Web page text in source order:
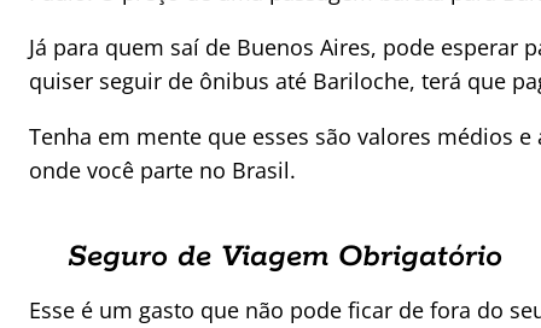
Já para quem saí de Buenos Aires, pode esperar
quiser seguir de ônibus até Bariloche, terá que
Tenha em mente que esses são valores médios
onde você parte no Brasil.
Seguro de Viagem Obrigatório
Esse é um gasto que não pode ficar de fora do